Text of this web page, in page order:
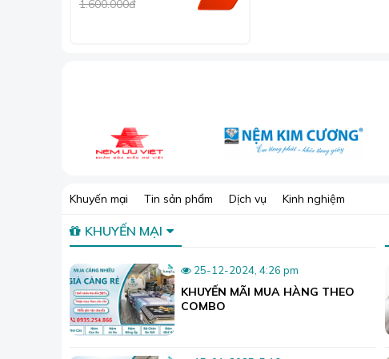
1.600.000đ
Khuyến mại Tin sản phẩm Dịch vụ Kinh nghiệm
KHUYẾN MẠI
25-12-2024, 4:26 pm
KHUYẾN MÃI MUA HÀNG THEO
COMBO